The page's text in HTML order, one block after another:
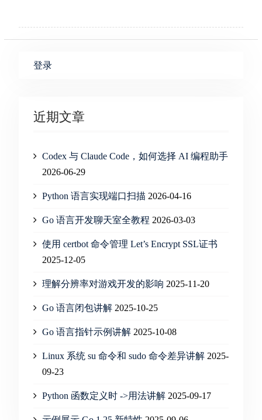
登录
近期文章
Codex 与 Claude Code，如何选择 AI 编程助手
2026-06-29
Python 语言实现端口扫描 2026-04-16
Go 语言开发聊天室全教程 2026-03-03
使用 certbot 命令管理 Let’s Encrypt SSL证书
2025-12-05
理解分辨率对游戏开发的影响 2025-11-20
Go 语言闭包讲解 2025-10-25
Go 语言指针示例讲解 2025-10-08
Linux 系统 su 命令和 sudo 命令差异讲解 2025-
09-23
Python 函数定义时 ->用法讲解 2025-09-17